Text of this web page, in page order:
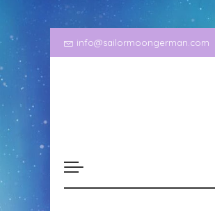
info@sailormoongerman.com